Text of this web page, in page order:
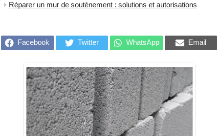
Réparer un mur de soutènement : solutions et autorisations
Facebook Twitter WhatsApp Email